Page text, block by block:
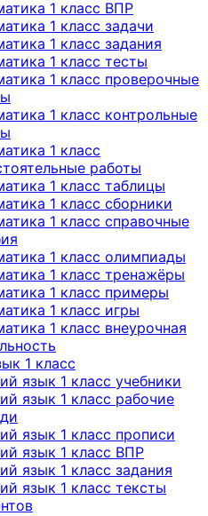
1 класс ВПР
1 класс задачи
1 класс задания
1 класс тесты
1 класс проверочные
1 класс контрольные
1 класс
работы
1 класс таблицы
1 класс сборники
1 класс справочные
1 класс олимпиады
1 класс тренажёры
1 класс примеры
1 класс игры
1 класс внеурочная
1 класс
язык 1 класс учебники
язык 1 класс рабочие
язык 1 класс прописи
язык 1 класс ВПР
язык 1 класс задания
язык 1 класс тексты